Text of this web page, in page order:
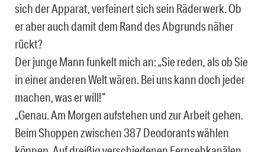
sich der Apparat, verfeinert sich sein Räderwerk. Ob
er aber auch damit dem Rand des Abgrunds näher
rückt?
Der junge Mann funkelt mich an: „Sie reden, als ob Sie
in einer anderen Welt wären. Bei uns kann doch jeder
machen, was er will!“
„Genau. Am Morgen aufstehen und zur Arbeit gehen.
Beim Shoppen zwischen 387 Deodorants wählen